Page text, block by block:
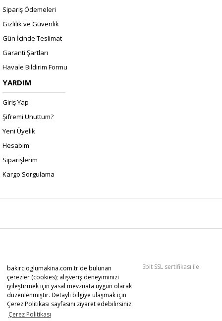
bakircioglumakina.com.tr'de bulunan
çerezler (cookies); alışveriş deneyiminizi
iyileştirmek için yasal mevzuata uygun olarak
düzenlenmiştir. Detaylı bilgiye ulaşmak için
Çerez Politikası sayfasını ziyaret edebilirsiniz.
Çerez Politikası
Sipariş Ödemeleri
Gizlilik ve Güvenlik
Gün İçinde Teslimat
Garanti Şartları
Havale Bildirim Formu
YARDIM
Giriş Yap
Şifremi Unuttum?
Yeni Üyelik
Hesabım
Siparişlerim
Kargo Sorgulama
Copyright 2022 © Kredi kartı bilgileriniz 256bit SSL sertifikası ile
korunmaktadır.